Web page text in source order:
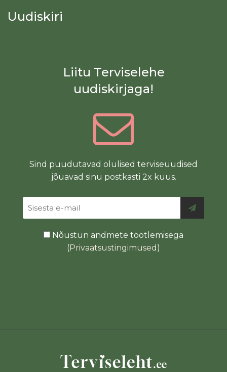
Uudiskiri
Liitu Terviselehe
uudiskirjaga!
Sind puudutavad olulised terviseuudised
jõuavad sinu postkasti 2x kuus.
Nõustun andmete töötlemisega
(Privaatsustingimused )